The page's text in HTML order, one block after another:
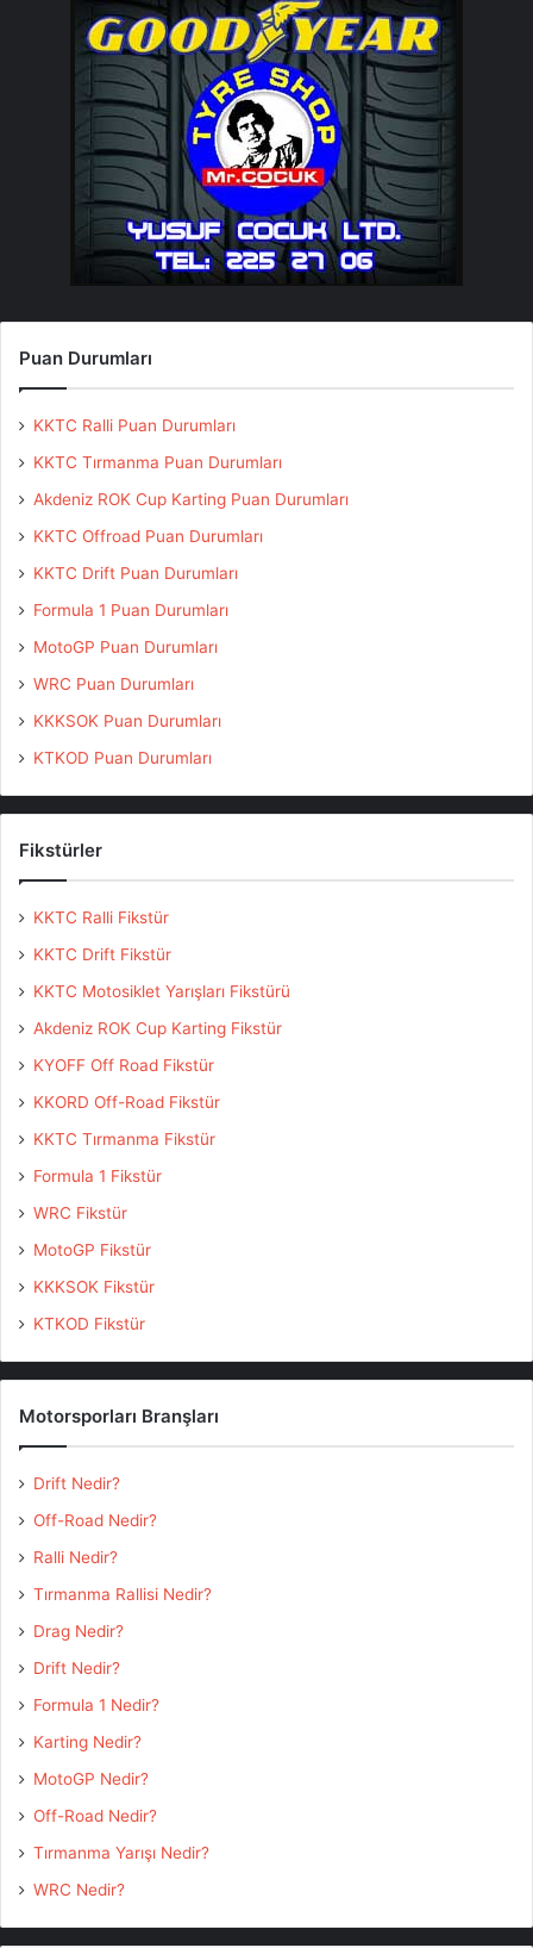
Puan Durumları
KKTC Ralli Puan Durumları
KKTC Tırmanma Puan Durumları
Akdeniz ROK Cup Karting Puan Durumları
KKTC Offroad Puan Durumları
KKTC Drift Puan Durumları
Formula 1 Puan Durumları
MotoGP Puan Durumları
WRC Puan Durumları
KKKSOK Puan Durumları
KTKOD Puan Durumları
Fikstürler
KKTC Ralli Fikstür
KKTC Drift Fikstür
KKTC Motosiklet Yarışları Fikstürü
Akdeniz ROK Cup Karting Fikstür
KYOFF Off Road Fikstür
KKORD Off-Road Fikstür
KKTC Tırmanma Fikstür
Formula 1 Fikstür
WRC Fikstür
MotoGP Fikstür
KKKSOK Fikstür
KTKOD Fikstür
Motorsporları Branşları
Drift Nedir?
Off-Road Nedir?
Ralli Nedir?
Tırmanma Rallisi Nedir?
Drag Nedir?
Drift Nedir?
Formula 1 Nedir?
Karting Nedir?
MotoGP Nedir?
Off-Road Nedir?
Tırmanma Yarışı Nedir?
WRC Nedir?